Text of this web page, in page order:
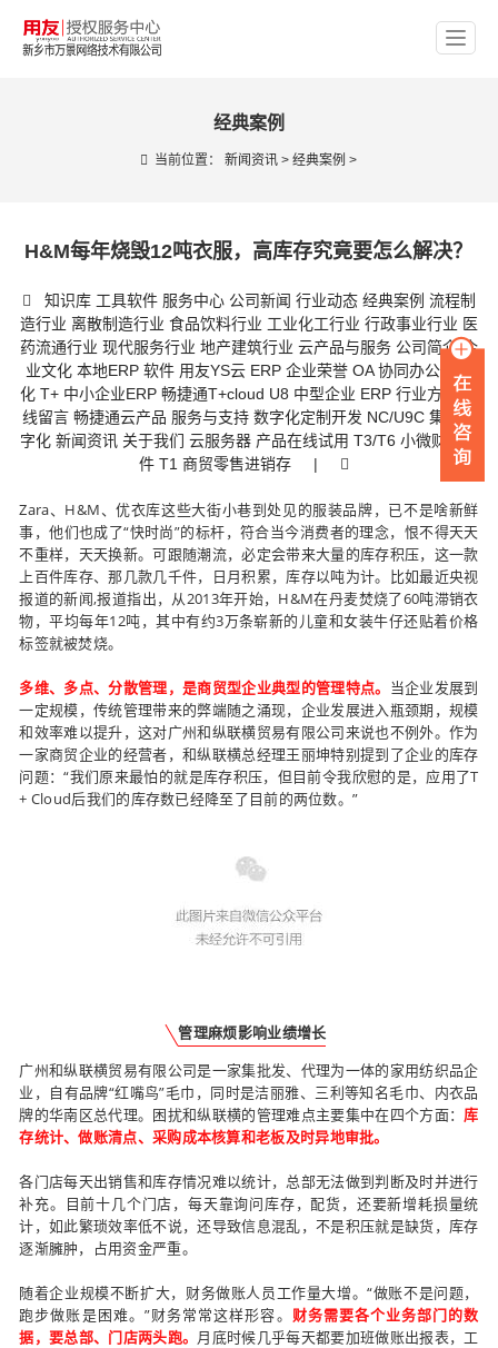
经典案例
当前位置：新闻资讯 >经典案例 >
H&M每年烧毁12吨衣服，高库存究竟要怎么解决？
知识库 工具软件 服务中心 公司新闻 行业动态 经典案例 流程制
造行业 离散制造行业 食品饮料行业 工业化工行业 行政事业行业 医
药流通行业 现代服务行业 地产建筑行业 云产品与服务 公司简介 企
业文化 本地ERP 软件 用友YS云 ERP 企业荣誉 OA 协同办公数字
化 T+ 中小企业ERP 畅捷通T+cloud U8 中型企业 ERP 行业方案 在
线留言 畅捷通云产品 服务与支持 数字化定制开发 NC/U9C 集团数
字化 新闻资讯 关于我们 云服务器 产品在线试用 T3/T6 小微财务软
件 T1 商贸零售进销存 |
Zara、 H&M、优衣库这些大街小巷到处见的服装品牌，已不是啥新鲜
事，他们也成了“快时尚”的标杆，符合当今消费者的理念，恨不得天天
不重样，天天换新。可跟随潮流，必定会带来大量的库存积压，这一款
上百件库存、那几款几千件，日月积累，库存以吨为计。比如最近央视
报道的新闻,报道指出，从2013年开始， H&M在丹麦焚烧了60吨滞销衣
物，平均每年12吨，其中有约3万条崭新的儿童和女装牛仔还贴着价格
标签就被焚烧。
多维、多点、分散管理，是商贸型企业典型的管理特点。 当企业发展到
一定规模，传统管理带来的弊端随之涌现，企业发展进入瓶颈期，规模
和效率难以提升，这对广州和纵联横贸易有限公司来说也不例外。作为
一家商贸企业的经营者，和纵联横总经理王丽坤特别提到了企业的库存
问题：“我们原来最怕的就是库存积压，但目前令我欣慰的是，应用了T
+ Cloud后我们的库存数已经降至了目前的两位数。”
管理麻烦影响业绩增长
广州和纵联横贸易有限公司是一家集批发、代理为一体的家用纺织品企
业，自有品牌“红嘴鸟”毛巾，同时是洁丽雅、三利等知名毛巾、内衣品
牌的华南区总代理。困扰和纵联横的管理难点主要集中在四个方面： 库
存统计、做账清点、采购成本核算和老板及时异地审批。
各门店每天出销售和库存情况难以统计，总部无法做到判断及时并进行
补充。目前十几个门店，每天靠询问库存，配货，还要新增耗损量统
计，如此繁琐效率低不说，还导致信息混乱，不是积压就是缺货，库存
逐渐臃肿，占用资金严重。
随着企业规模不断扩大，财务做账人员工作量大增。“做账不是问题，
跑步做账是困难。”财务常常这样形容。 财务需要各个业务部门的数
据，要总部、门店两头跑。 月底时候几乎每天都要加班做账出报表，工